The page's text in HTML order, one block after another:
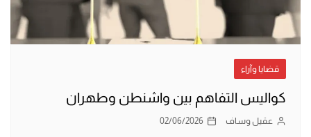
قضايا وآراء
كواليس التفاهم بين واشنطن وطهران
عقيل وساف 02/06/2026